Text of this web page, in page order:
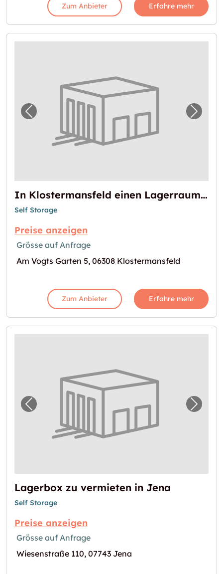
Zum Anbieter Erfahre mehr
Vorheriges Bild für "In Klostermansfeld
In Klostermansfeld einen Lagerraum mieten
Self Storage
Preise anzeigen
Grösse auf Anfrage
Am Vogts Garten 5, 06308 Klostermansfeld
Zum Anbieter Erfahre mehr
Vorheriges Bild für "Lagerbox zu vermieten
Lagerbox zu vermieten in Jena
Self Storage
Preise anzeigen
Grösse auf Anfrage
Wiesenstraße 110, 07743 Jena